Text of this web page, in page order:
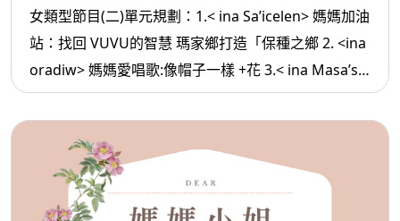
女類型節目(二)單元規劃：1.< ina Sa’icelen> 媽媽加油
站：找回 VUVU的智慧 瑪家鄉打造「保種之鄉 2. <ina
oradiw> 媽媽愛唱歌:像帽子一樣 +花 3.< ina Masa’sa
>媽媽放輕鬆:別委屈 自己